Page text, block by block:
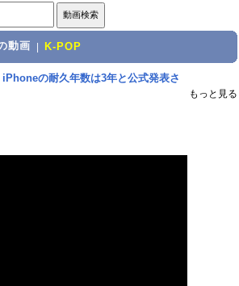
動画 K-POP
iPhoneの耐久年数は3年と公式発表さ
もっと見る